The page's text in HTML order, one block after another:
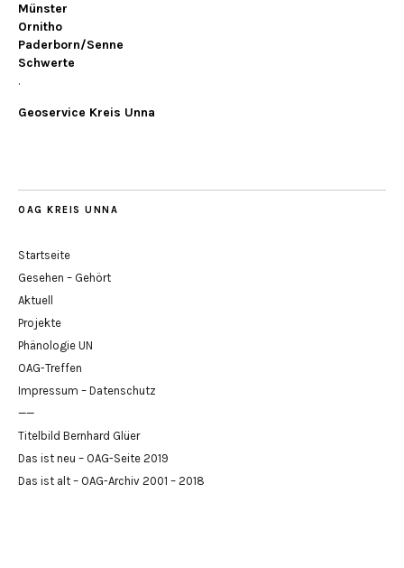
Münster
Ornitho
Paderborn/Senne
Schwerte
.
Geoservice Kreis Unna
OAG KREIS UNNA
Startseite
Gesehen – Gehört
Aktuell
Projekte
Phänologie UN
OAG-Treffen
Impressum – Datenschutz
——
Titelbild Bernhard Glüer
Das ist neu – OAG-Seite 2019
Das ist alt – OAG-Archiv 2001 – 2018